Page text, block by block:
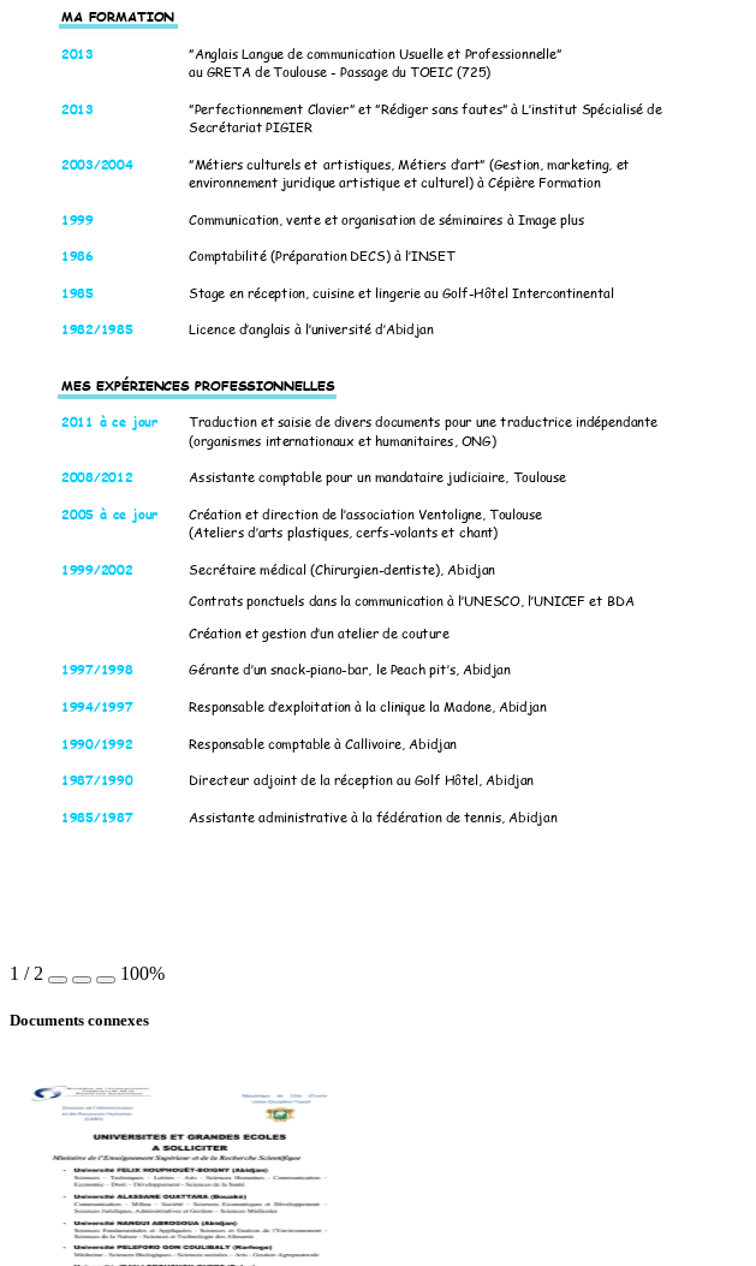
MA FORMATION
2013 ”Anglais Langue de communication Usuelle et Professionnelle”
au GRETA de Toulouse - Passage du TOEIC (725)
2013 ”Perfectionnement Clavier” et ”Rédiger sans fautes” à L’institut Spécialisé de
Secrétariat PIGIER
2003/2004 ”Métiers culturels et artistiques, Métiers d’art” (Gestion, marketing, et
environnement juridique artistique et culturel) à Cépière Formation
1999 Communication, vente et organisation de séminaires à Image plus
1986 Comptabilité (Préparation DECS) à l’INSET
1985 Stage en réception, cuisine et lingerie au Golf-Hôtel Intercontinental
1982/1985 Licence d’anglais à l’université d’Abidjan
MES EXPÉRIENCES PROFESSIONNELLES
2011 à ce jour Traduction et saisie de divers documents pour une traductrice indépendante
(organismes internationaux et humanitaires, ONG)
2008/2012 Assistante comptable pour un mandataire judiciaire, Toulouse
2005 à ce jour Création et direction de l’association Ventoligne, Toulouse
(Ateliers d’arts plastiques, cerfs-volants et chant)
1999/2002 Secrétaire médical (Chirurgien-dentiste), Abidjan
Contrats ponctuels dans la communication à l’UNESCO, l’UNICEF et BDA
Création et gestion d’un atelier de couture
1997/1998 Gérante d’un snack-piano-bar, le Peach pit’s, Abidjan
1994/1997 Responsable d’exploitation à la clinique la Madone, Abidjan
1990/1992 Responsable comptable à Callivoire, Abidjan
1987/1990 Directeur adjoint de la réception au Golf Hôtel, Abidjan
1985/1987 Assistante administrative à la fédération de tennis, Abidjan
1 / 2 100%
Documents connexes